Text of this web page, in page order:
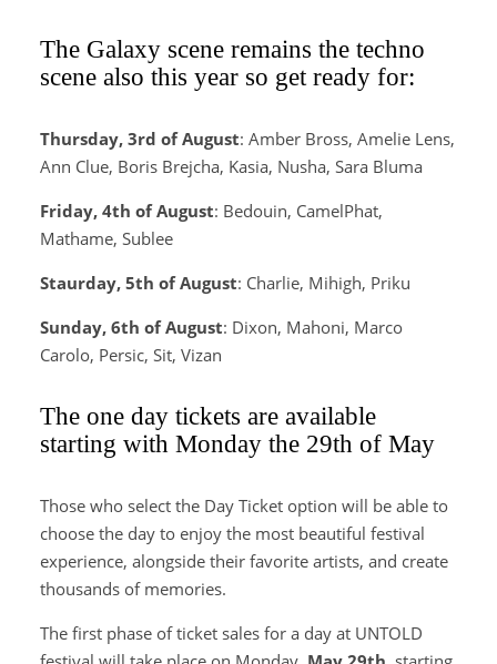
The Galaxy scene remains the techno
scene also this year so get ready for:
Thursday, 3rd of August: Amber Bross, Amelie Lens,
Ann Clue, Boris Brejcha, Kasia, Nusha, Sara Bluma
Friday, 4th of August: Bedouin, CamelPhat,
Mathame, Sublee
Staurday, 5th of August: Charlie, Mihigh, Priku
Sunday, 6th of August: Dixon, Mahoni, Marco
Carolo, Persic, Sit, Vizan
The one day tickets are available
starting with Monday the 29th of May
Those who select the Day Ticket option will be able to
choose the day to enjoy the most beautiful festival
experience, alongside their favorite artists, and create
thousands of memories.
The first phase of ticket sales for a day at UNTOLD